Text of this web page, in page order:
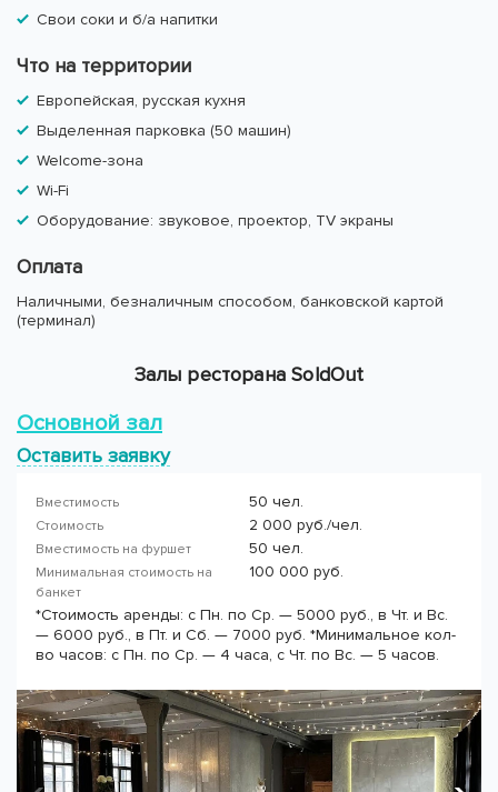
Свои соки и б/а напитки
Что на территории
Европейская, русская кухня
Выделенная парковка (50 машин)
Welcome-зона
Wi-Fi
Оборудование: звуковое, проектор, TV экраны
Оплата
Наличными, безналичным способом, банковской картой
(терминал)
Залы ресторана SoldOut
Основной зал
Оставить заявку
Вместимость 50 чел.
Стоимость 2 000 руб./чел.
Вместимость на фуршет 50 чел.
Минимальная стоимость на
банкет
100 000 руб.
*Стоимость аренды: с Пн. по Ср. — 5000 руб., в Чт. и Вс.
— 6000 руб., в Пт. и Сб. — 7000 руб. *Минимальное кол-
во часов: с Пн. по Ср. — 4 часа, с Чт. по Вс. — 5 часов.